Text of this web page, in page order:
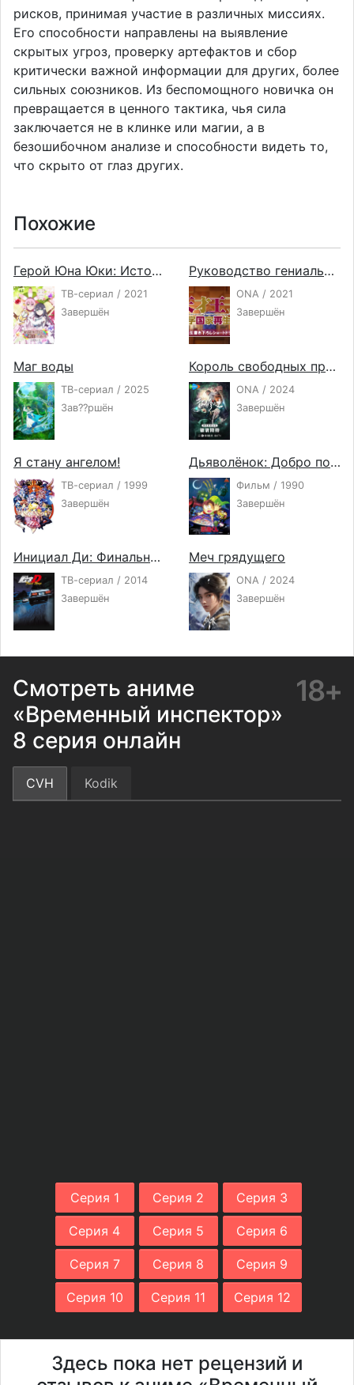
рисков, принимая участие в различных миссиях.
Его способности направлены на выявление
скрытых угроз, проверку артефактов и сбор
критически важной информации для других, более
сильных союзников. Из беспомощного новичка он
превращается в ценного тактика, чья сила
заключается не в клинке или магии, а в
безошибочном анализе и способности видеть то,
что скрыто от глаз других.
Похожие
Герой Юна Юки: История полного цветения
ТВ-сериал / 2021
Завершён
Руководство гениального принца по вызволению страны из долгов ONA
ONA / 2021
Завершён
Маг воды
ТВ-сериал / 2025
Зав??ршён
Король свободных практиков
ONA / 2024
Завершён
Я стану ангелом!
ТВ-сериал / 1999
Завершён
Дьяволёнок: Добро пожаловать на дьявольский остров!
Фильм / 1990
Завершён
Инициал Ди: Финальная стадия
ТВ-сериал / 2014
Завершён
Меч грядущего
ONA / 2024
Завершён
Смотреть аниме
«Временный инспектор»
8 серия онлайн
18+
CVH Kodik
Серия 1 Серия 2 Серия 3
Серия 4 Серия 5 Серия 6
Серия 7 Серия 8 Серия 9
Серия 10 Серия 11 Серия 12
Здесь пока нет рецензий и